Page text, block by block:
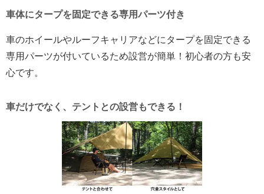
車体にタープを固定できる専用パーツ付き
車のホイールやルーフキャリアなどにタープを固定できる
専用パーツが付いているため設営が簡単！初心者の方も安
心です。
車だけでなく、テントとの設営もできる！